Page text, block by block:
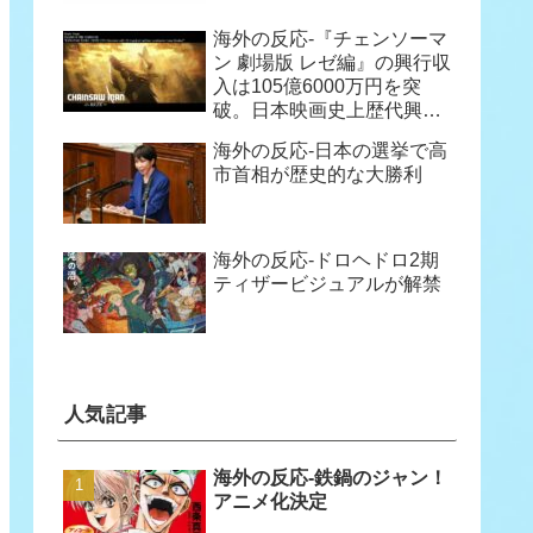
海外の反応-『チェンソーマ
ン 劇場版 レゼ編』の興行収
入は105億6000万円を突
破。日本映画史上歴代興行
海外の反応-日本の選挙で高
市首相が歴史的な大勝利
海外の反応-ドロヘドロ2期
ティザービジュアルが解禁
人気記事
海外の反応-鉄鍋のジャン！
アニメ化決定